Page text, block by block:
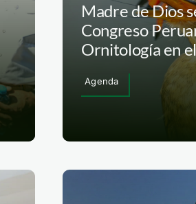
Madre de Dios
Congreso
Ornitología en
Agenda